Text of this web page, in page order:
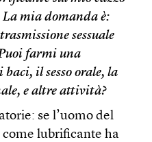
mia domanda è:
sessuale
farmi una
il sesso orale, la
e altre attività?
se l’uomo del
come lubrificante ha